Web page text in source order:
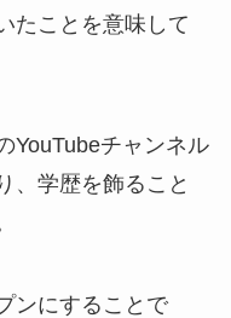
たことを意味して
YouTubeチャンネル
、学歴を飾ること
ンにすることで